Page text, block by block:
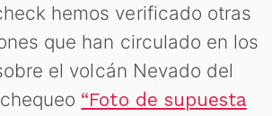
hemos verificado otras
que han circulado en los
el volcán Nevado del
“Foto de supuesta